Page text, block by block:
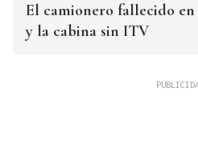
El camionero fallecido
y la cabina sin ITV